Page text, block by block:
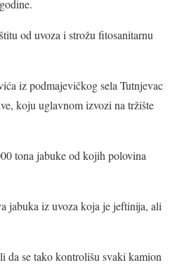
od uvoza i strožu fitosanitarnu
iz podmajevičkog sela Tutnjevac
koju uglavnom izvozi na tržište
tona jabuke od kojih polovina
jabuka iz uvoza koja je jeftinija, ali
da se tako kontrolišu svaki kamion